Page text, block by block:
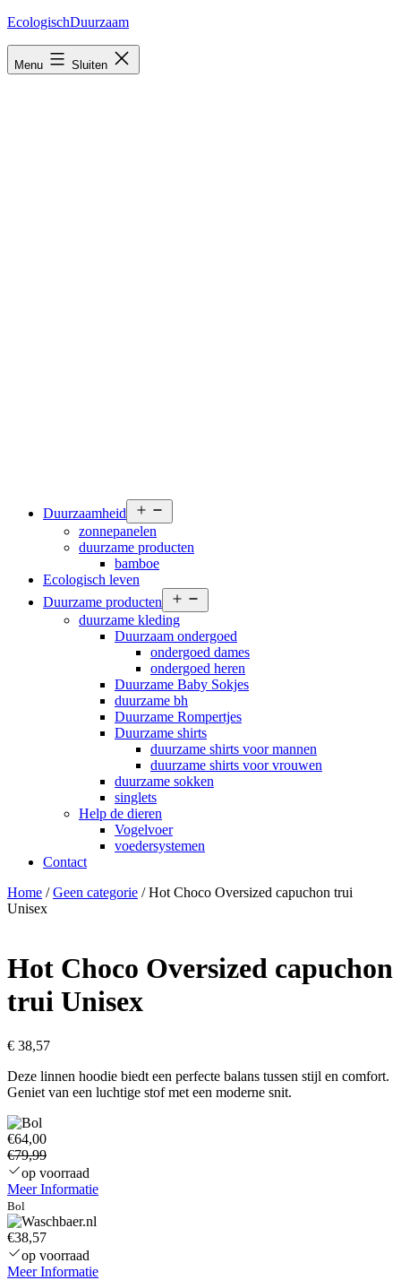
Ga
inhoud
EcologischDuurzaam
Menu Sluiten
Duurzaamheid
menu
zonnepanelen
duurzame producten
bamboe
Ecologisch leven
Duurzame producten
menu
duurzame kleding
Duurzaam ondergoed
ondergoed dames
ondergoed heren
Duurzame Baby Sokjes
duurzame bh
Duurzame Rompertjes
Duurzame shirts
duurzame shirts voor mannen
duurzame shirts voor vrouwen
duurzame sokken
singlets
Help de dieren
Vogelvoer
voedersystemen
Contact
Home /Geen categorie / Hot Choco Oversized capuchon trui
Unisex
Hot Choco Oversized capuchon
trui Unisex
€ 38,57
Deze linnen hoodie biedt een perfecte balans tussen stijl en comfort.
Geniet van een luchtige stof met een moderne snit.
€64,00
€79,99
op voorraad
Meer Informatie
Bol
€38,57
op voorraad
Meer Informatie